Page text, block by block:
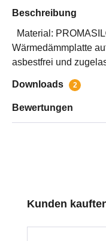
Beschreibung
Material:
Wärmedämmplatte
asbestfrei und
Downloads 2
Bewertungen
Produktgalerie
Kunden